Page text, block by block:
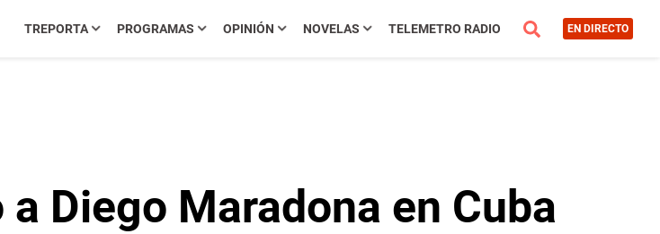
TREPORTA PROGRAMAS OPINIÓN NOVELAS TELEMETRO RADIO EN DIRECTO
Diego Maradona en Cuba